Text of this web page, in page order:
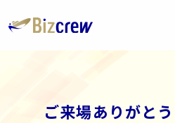
ご来場ありがと